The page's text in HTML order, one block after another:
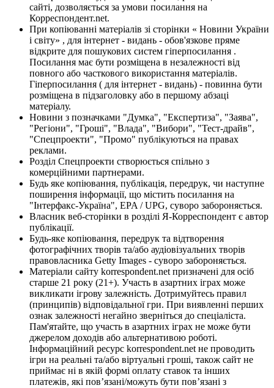
сайті, дозволяється за умови посилання на
Корреспондент.net.
При копіюванні матеріалів зі сторінки « Новини України
і світу» , для інтернет - видань - обов'язкове пряме
відкрите для пошукових систем гіперпосилання .
Посилання має бути розміщена в незалежності від
повного або часткового використання матеріалів.
Гіперпосилання ( для інтернет - видань) - повинна бути
розміщена в підзаголовку або в першому абзаці
матеріалу.
Новини з позначками "Думка", "Експертиза", "Заява",
"Регіони", "Гроші", "Влада", "Вибори", "Тест-драйв",
"Спецпроекти", "Промо" публікуються на правах
реклами.
Розділ Спецпроекти створюється спільно з
комерційними партнерами.
Будь яке копіювання, публікація, передрук, чи наступне
поширення інформації, що містить посилання на
"Інтерфакс-Україна", EPA / UPG, суворо забороняється.
Власник веб-сторінки в розділі Я-Корреспондент є автор
публікації.
Будь-яке копіювання, передрук та відтворення
фотографічних творів та/або аудіовізуальних творів
правовласника Getty Images - суворо забороняється.
Матеріали сайту korrespondent.net призначені для осіб
старше 21 року (21+). Участь в азартних іграх може
викликати ігрову залежність. Дотримуйтесь правил
(принципів) відповідальної гри. При виявленні перших
ознак залежності негайно зверніться до спеціаліста.
Пам'ятайте, що участь в азартних іграх не може бути
джерелом доходів або альтернативою роботі.
Інформаційний ресурс korrespondent.net не проводить
ігри на реальні та/або віртуальні гроші, також сайт не
приймає ні в якій формі оплату ставок та інших
платежів, які пов’язані/можуть бути пов’язані з